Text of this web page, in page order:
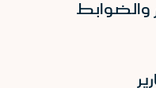
والضوابط